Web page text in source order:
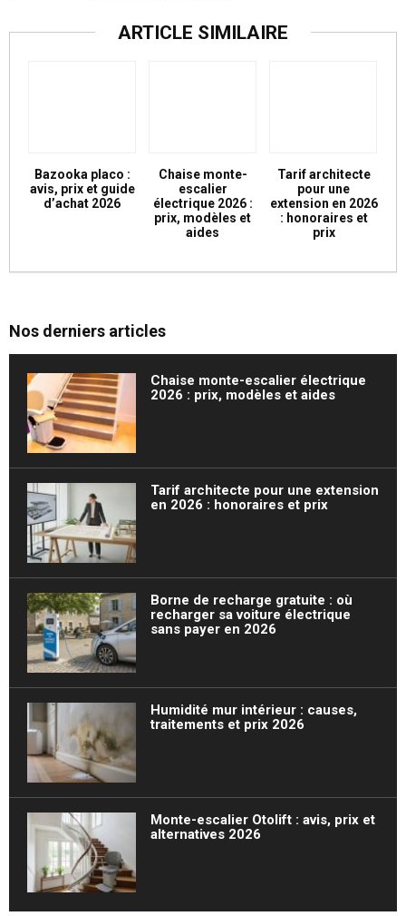
ARTICLE SIMILAIRE
Bazooka placo :
avis, prix et guide
d’achat 2026
Chaise monte-
escalier
électrique 2026 :
prix, modèles et
aides
Tarif architecte
pour une
extension en 2026
: honoraires et
prix
Nos derniers articles
Chaise monte-escalier électrique
2026 : prix, modèles et aides
Tarif architecte pour une extension
en 2026 : honoraires et prix
Borne de recharge gratuite : où
recharger sa voiture électrique
sans payer en 2026
Humidité mur intérieur : causes,
traitements et prix 2026
Monte-escalier Otolift : avis, prix et
alternatives 2026